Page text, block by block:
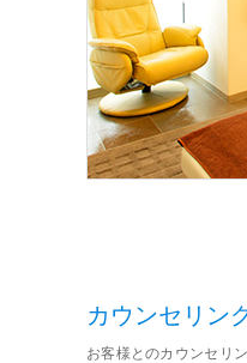
カウンセリン
お客様とのカウンセリ